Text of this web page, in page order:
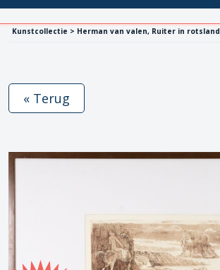
Kunstcollectie > Herman van valen, Ruiter in rotsland
« Terug